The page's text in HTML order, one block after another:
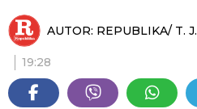
AUTOR: REPUBLIKA/ T. J.
19:28